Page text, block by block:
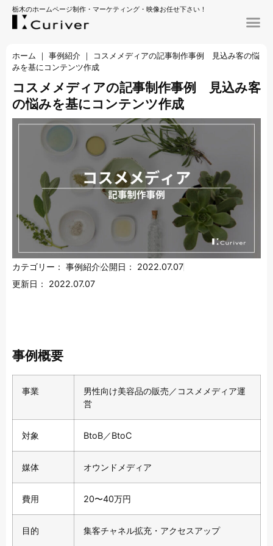
栃木のホームページ制作・マーケティング・映像お任せ下さい！
ホーム ｜ 事例紹介 ｜
コスメメディアの記事制作事例 見込み客の悩
みを基にコンテンツ作成
コスメメディアの記事制作事例 見込み客
の悩みを基にコンテンツ作成
カテゴリー： 事例紹介公開日：
2022.07.07
更新日：
2022.07.07
事例概要
事業
男性向け美容品の販売／コスメメディア運
営
対象 BtoB／BtoC
媒体 オウンドメディア
費用 20〜40万円
目的 集客チャネル拡充・アクセスアップ